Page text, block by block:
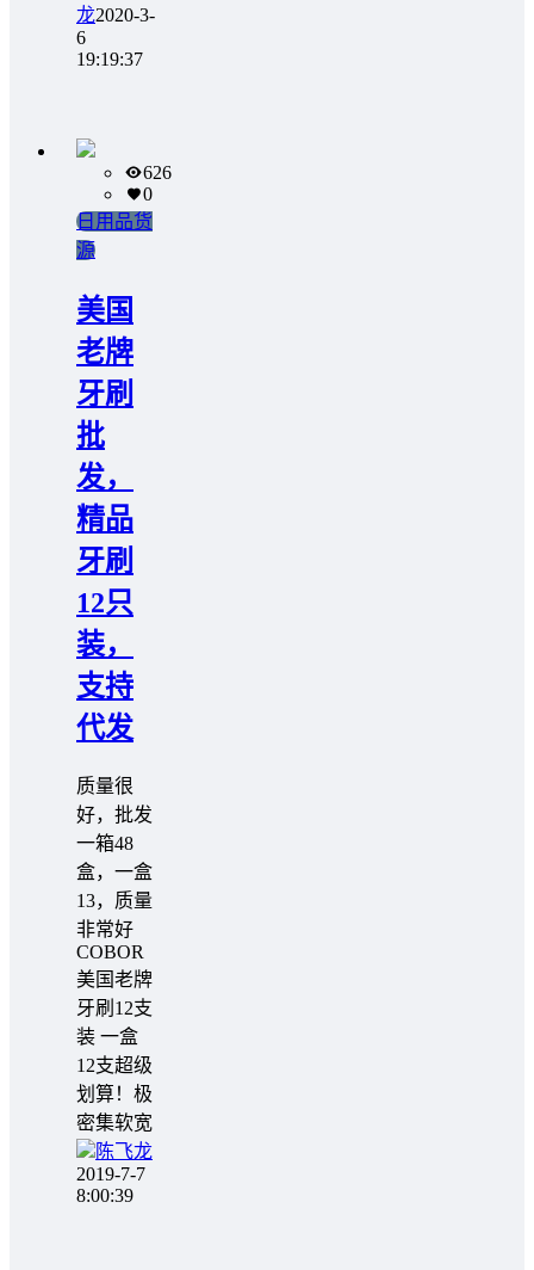
龙2020-3-
6
19:19:37
626
0
日用品货
源
美国
老牌
牙刷
批
发，
精品
牙刷
12只
装，
支持
代发
质量很
好，批发
一箱48
盒，一盒
13，质量
非常好
COBOR
美国老牌
牙刷12支
装 一盒
12支超级
划算！极
密集软宽
陈飞龙
2019-7-7
8:00:39